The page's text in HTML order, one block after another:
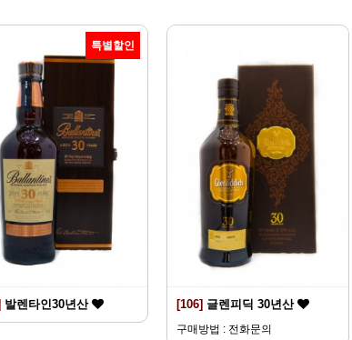
특별할인
발렌타인30년산 [106] 글렌피딕 30년산
구매방법 : 전화문의